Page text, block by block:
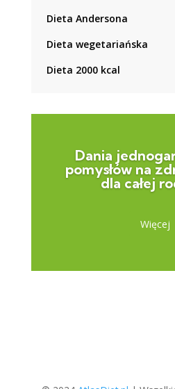
Dieta Andersona
Dieta wegetariańska
Dieta 2000 kcal
Dania
pomysłów na
dla całej
Więcej